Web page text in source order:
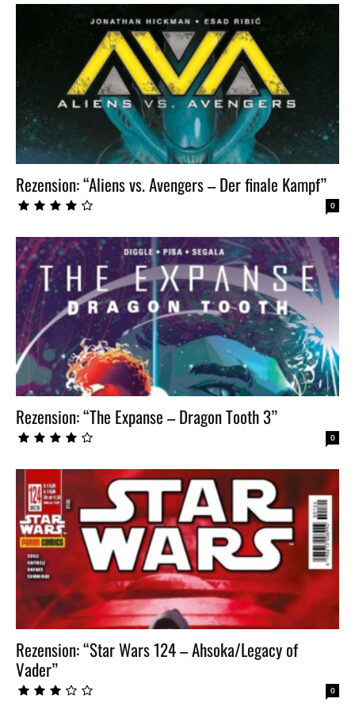
Rezension: “Aliens vs. Avengers – Der finale Kampf”
0
Rezension: “The Expanse – Dragon Tooth 3”
0
Rezension: “Star Wars 124 – Ahsoka/Legacy of
Vader”
0